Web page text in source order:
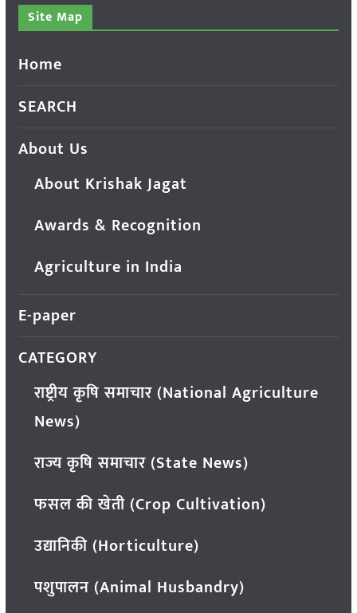
Site Map
Home
SEARCH
About Us
About Krishak Jagat
Awards & Recognition
Agriculture in India
E-paper
CATEGORY
राष्ट्रीय कृषि समाचार (National Agriculture
News)
राज्य कृषि समाचार (State News)
फसल की खेती (Crop Cultivation)
उद्यानिकी (Horticulture)
पशुपालन (Animal Husbandry)